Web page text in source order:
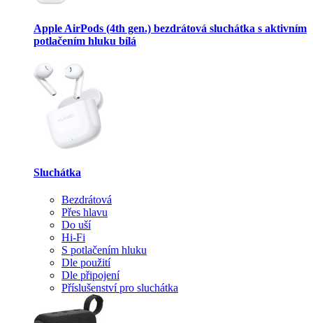
Apple AirPods (4th gen.) bezdrátová sluchátka s aktivním
potlačením hluku bílá
Sluchátka
Bezdrátová
Přes hlavu
Do uší
Hi-Fi
S potlačením hluku
Dle použití
Dle připojení
Příslušenství pro sluchátka